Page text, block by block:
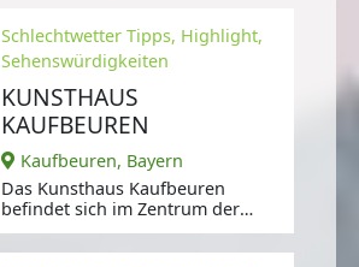
Schlechtwetter Tipps, Highlight,
Sehenswürdigkeiten
KUNSTHAUS
KAUFBEUREN
Kaufbeuren, Bayern
Das Kunsthaus Kaufbeuren
befindet sich im Zentrum der
Altstadt hinter dem Haus des
Handwerks.